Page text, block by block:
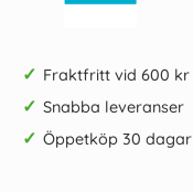
✓ Fraktfritt vid 600 kr
✓ Snabba leveranser
✓ Öppetköp 30 dagar